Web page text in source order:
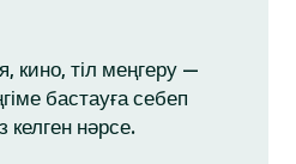
кино, тіл меңгеру —
бастауға себеп
келген нәрсе.